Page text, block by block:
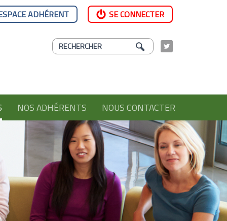
ADHÉRENT SE CONNECTER
NOS ADHÉRENTS NOUS CONTACTER